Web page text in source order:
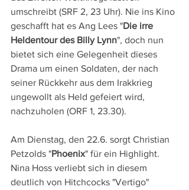
umschreibt (SRF 2, 23 Uhr). Nie ins Kino
geschafft hat es Ang Lees "Die irre
Heldentour des Billy Lynn", doch nun
bietet sich eine Gelegenheit dieses
Drama um einen Soldaten, der nach
seiner Rückkehr aus dem Irakkrieg
ungewollt als Held gefeiert wird,
nachzuholen (ORF 1, 23.30).
Am Dienstag, den 22.6. sorgt Christian
Petzolds "Phoenix" für ein Highlight.
Nina Hoss verliebt sich in diesem
deutlich von Hitchcocks "Vertigo"